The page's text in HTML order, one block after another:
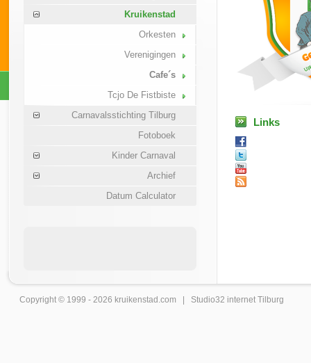
Kruikenstad
Orkesten
Verenigingen
Cafe´s
Tcjo De Fistbiste
Carnavalsstichting Tilburg
Fotoboek
Kinder Carnaval
Archief
Datum Calculator
Links
Copyright © 1999 - 2026 kruikenstad .com | Studio32 internet Tilburg